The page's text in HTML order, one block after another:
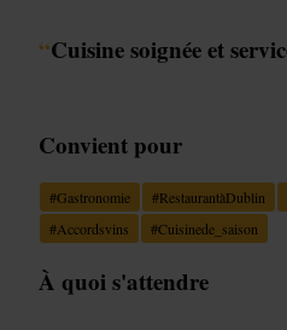
“Cuisine soignée et
Convient pour
#Gastronomie #RestaurantàDublin
#Accordsvins #Cuisinede_saison
À quoi s'attendre